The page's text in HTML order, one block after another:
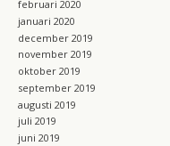
februari 2020
januari 2020
december 2019
november 2019
oktober 2019
september 2019
augusti 2019
juli 2019
juni 2019